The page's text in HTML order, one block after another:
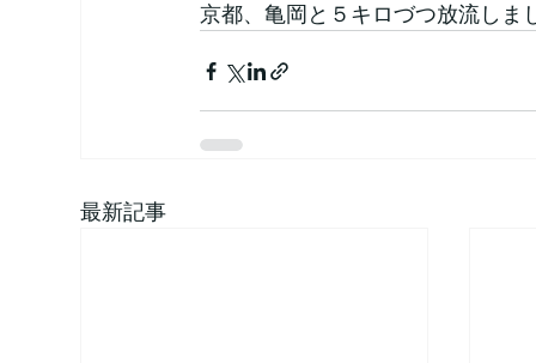
京都、亀岡と５キロづつ放流しま
最新記事